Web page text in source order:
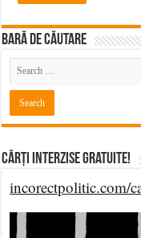
BARĂ DE CĂUTARE
Cărți Interzise Gratuite!
incorectpolitic.com/